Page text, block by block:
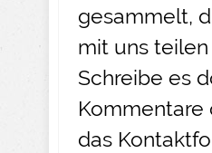
gesammelt,
mit uns
Schreibe es
Kommentare
das